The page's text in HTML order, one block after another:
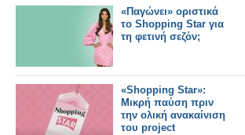
«Παγώνει» οριστικά
το Shopping Star για
τη φετινή σεζόν;
«Shopping Star»:
Μικρή παύση πριν
την ολική ανακαίνιση
του project